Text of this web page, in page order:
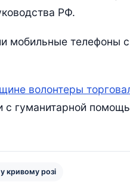
РФ.
мобильные телефоны
волонтеры
с гуманитарной
кривому розі